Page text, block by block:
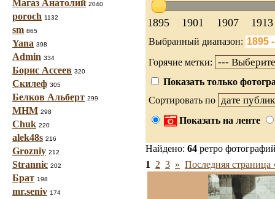
Магаз Анатолий 2040
poroch 1132
sm 865
Yana 398
Admin 334
Борис Ассеев 320
Скилеф 305
Белков Альберт 299
МНМ 298
Chuk 220
alek48s 216
Grozniy 212
Strannic 202
Брат 198
mr.seniv 174
1895 1901 1907 1913
Выбранный диапазон:
Горячие метки:
Показать только
Сортировать по
Показать на ленте
Найдено: 64 ретро
1
2 3 » Последняя страница